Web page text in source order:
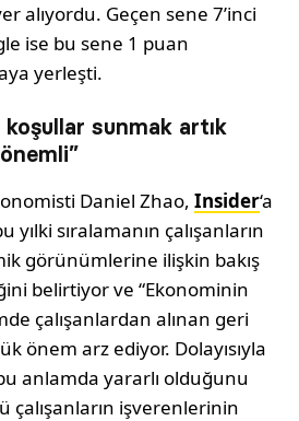
alıyordu. Geçen sene 7’inci
ise bu sene 1 puan
yerleşti.
koşullar sunmak artık
Daniel Zhao,Insider‘a
yılki sıralamanın çalışanların
görünümlerine ilişkin bakış
belirtiyor ve “Ekonominin
çalışanlardan alınan geri
önem arz ediyor. Dolayısıyla
anlamda yararlı olduğunu
işverenlerinin